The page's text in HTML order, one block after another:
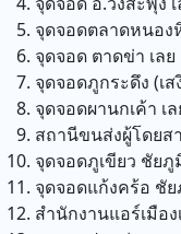
จุดจอดตลาดหนอง
จุดจอด ตาดข่า เลย
จุดจอดภูกระดึง (เ
จุดจอดผานกเค้า เ
สถานีขนส่งผู้โดยส
จุดจอดภูเขียว ชัยภู
จุดจอดแก้งคร้อ ชั
สำนักงานแอร์เมือ